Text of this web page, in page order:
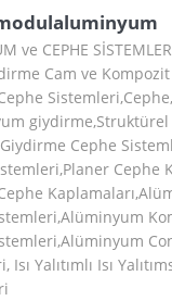
ve CEPHE
Cam ve
giydirme,Struktürel
Cephe
Cephe
Yalıtımlı Isı